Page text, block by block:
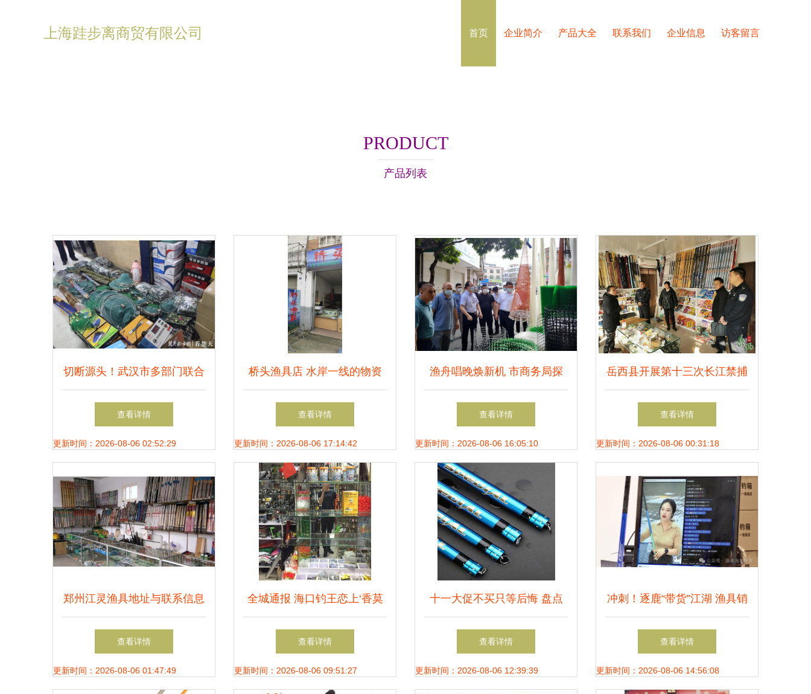
上海跬步离商贸有限公司 首页 企业简介 产品大全 联系我们 企业信息 访客留言
PRODUCT
产品列表
切断源头！武汉市多部门联合
严打禁用渔具销售
查看详情
更新时间：2026-08-06 02:52:29
桥头渔具店 水岸一线的物资
与情怀
查看详情
更新时间：2026-08-06 17:14:42
渔舟唱晚焕新机 市商务局探
访石鼓镇渔网渔具与小商品产
业进行专题调研
查看详情
更新时间：2026-08-06 16:05:10
岳西县开展第十三次长江禁捕
联合执法行动，严查渔具销售
环节
查看详情
更新时间：2026-08-06 00:31:18
郑州江灵渔具地址与联系信息
汇总 - 好钓鱼渔具销售指南
查看详情
更新时间：2026-08-06 01:47:49
全城通报 海口钓王恋上‘香莫
香原鸡汤’，渔具销售现美食新
风向
查看详情
更新时间：2026-08-06 09:51:27
十一大促不买只等后悔 盘点
几款火爆渔具，价格不贵质量
超赞
查看详情
更新时间：2026-08-06 12:39:39
冲刺！逐鹿“带货”江湖 渔具销
售的破局与升级策略
查看详情
更新时间：2026-08-06 14:56:08